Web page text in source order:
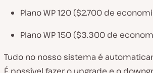
Plano WP 120 ($2.700 de
Plano WP 150 ($3.300 de
Tudo no nosso sistema é
É possível fazer o upgrade e o